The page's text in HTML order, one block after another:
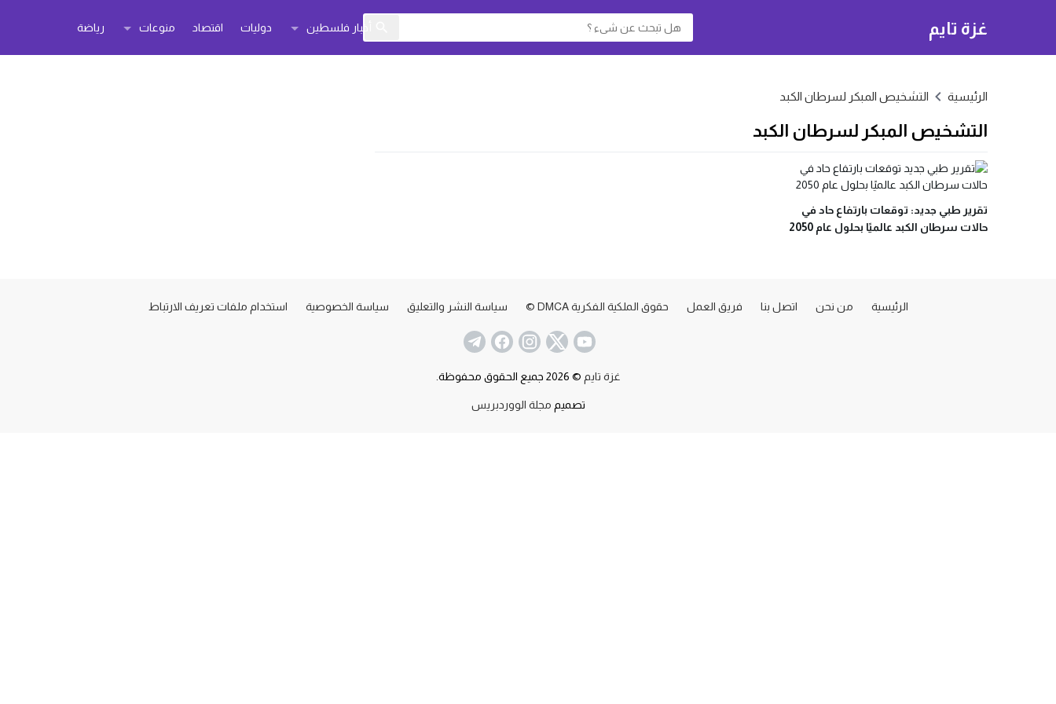
غزة تايم أخبار فلسطين دوليات اقتصاد منوعات رياضة
الرئيسية التشخيص المبكر لسرطان الكبد
التشخيص المبكر لسرطان الكبد
تقرير طبي جديد: توقعات بارتفاع حاد في
حالات سرطان الكبد عالميًا بحلول عام 2050
الرئيسية من نحن اتصل بنا فريق العمل حقوق الملكية الفكرية DMCA © سياسة النشر والتعليق سياسة الخصوصية استخدام ملفات تعريف الارتباط
غزة تايم © 2026 جميع الحقوق محفوظة.
تصميم مجلة الووردبريس